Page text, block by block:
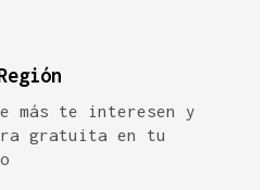
más te interesen y
gratuita en tu